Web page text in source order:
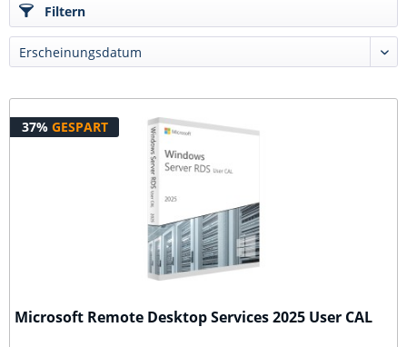
Filtern
37% GESPART
Microsoft Remote Desktop Services 2025 User CAL